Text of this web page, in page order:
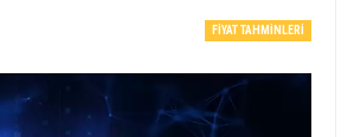
FIYAT TAHMINLERI